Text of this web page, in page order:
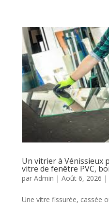
Un vitrier à Vénissieux
vitre de fenêtre PVC,
par Admin | Août 6, 2026 |
Une vitre fissurée, cassée